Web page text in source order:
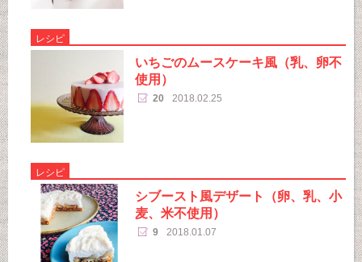
レシピ
いちごのムースケーキ風（乳、卵不
使用）
20 2018.02.25
レシピ
シブースト風デザート（卵、乳、小
麦、米不使用）
9 2018.01.07